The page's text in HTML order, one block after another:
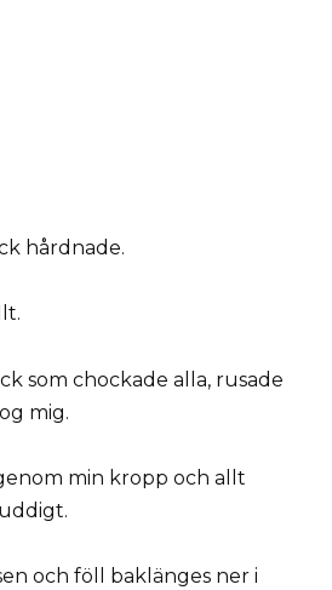
hårdnade.
som chockade alla, rusade
mig.
min kropp och allt
och föll baklänges ner i